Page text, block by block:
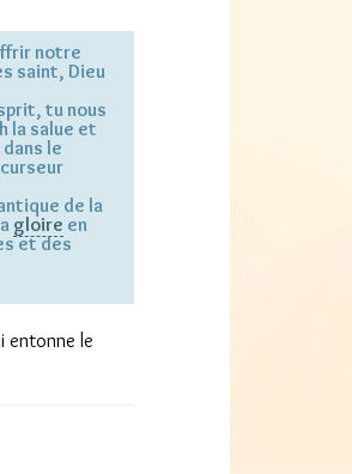
notre
saint, Dieu
tu nous
la salue et
le
de la
gloire en
et des
entonne le